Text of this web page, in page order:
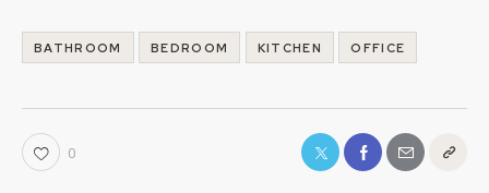
BATHROOM BEDROOM KITCHEN OFFICE
0